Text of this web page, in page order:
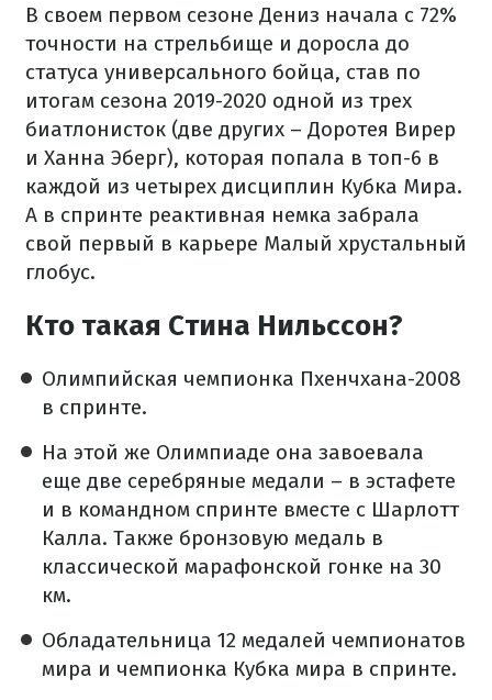
В своем первом сезоне Дениз начала с 72%
точности на стрельбище и доросла до
статуса универсального бойца, став по
итогам сезона 2019-2020 одной из трех
биатлонисток (две других – Доротея Вирер
и Ханна Эберг), которая попала в топ-6 в
каждой из четырех дисциплин Кубка Мира.
А в спринте реактивная немка забрала
свой первый в карьере Малый хрустальный
глобус.
Кто такая Стина Нильссон?
Олимпийская чемпионка Пхенчхана-2008
в спринте.
На этой же Олимпиаде она завоевала
еще две серебряные медали – в эстафете
и в командном спринте вместе с Шарлотт
Калла. Также бронзовую медаль в
классической марафонской гонке на 30
км.
Обладательница 12 медалей чемпионатов
мира и чемпионка Кубка мира в спринте.